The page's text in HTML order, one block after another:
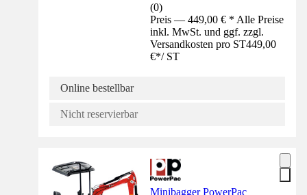
(0)
Preis — 449,00 € * Alle Preise
inkl. MwSt. und ggf. zzgl.
Versandkosten pro ST449,00
€*/ ST
Online bestellbar
Nicht reservierbar
Minibagger PowerPac